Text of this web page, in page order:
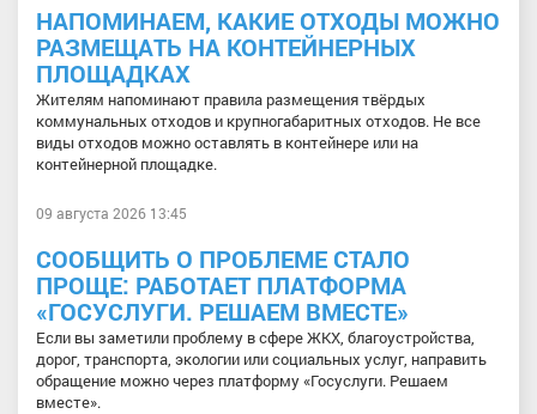
НАПОМИНАЕМ, КАКИЕ ОТХОДЫ МОЖНО
РАЗМЕЩАТЬ НА КОНТЕЙНЕРНЫХ
ПЛОЩАДКАХ
Жителям напоминают правила размещения твёрдых
коммунальных отходов и крупногабаритных отходов. Не все
виды отходов можно оставлять в контейнере или на
контейнерной площадке.
09 августа 2026 13:45
СООБЩИТЬ О ПРОБЛЕМЕ СТАЛО
ПРОЩЕ: РАБОТАЕТ ПЛАТФОРМА
«ГОСУСЛУГИ. РЕШАЕМ ВМЕСТЕ»
Если вы заметили проблему в сфере ЖКХ, благоустройства,
дорог, транспорта, экологии или социальных услуг, направить
обращение можно через платформу «Госуслуги. Решаем
вместе».